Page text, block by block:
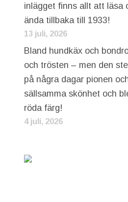
inlägget finns allt att läsa
ända tillbaka till 1933!
13 juli, 2026
Bland hundkäx och
och trösten – men den
på några dagar pionen
sällsamma skönhet och
röda färg!
4 juli, 2026